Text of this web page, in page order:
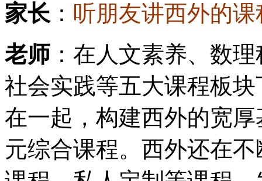
家长 ： 听朋友讲西外的
老师 ：在人文素养、数
社会实践等五大课程板
在一起，构建西外的宽
元综合课程。西外还在